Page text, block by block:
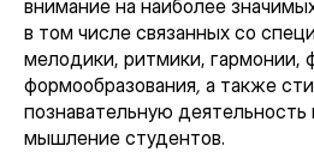
внимание на наиболее
в том числе связанных со
мелодики, ритмики, гармонии,
формообразования, а также
познавательную деятельность
мышление студентов.